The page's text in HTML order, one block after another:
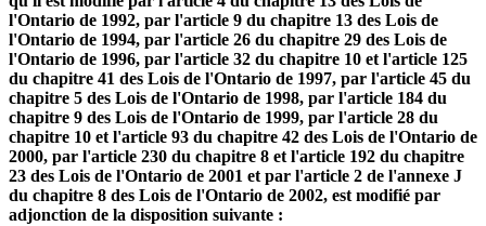
l'Ontario de 1992, par l'article 9 du chapitre 13 des Lois de
l'Ontario de 1994, par l'article 26 du chapitre 29 des Lois de
l'Ontario de 1996, par l'article 32 du chapitre 10 et l'article 125
du chapitre 41 des Lois de l'Ontario de 1997, par l'article 45 du
chapitre 5 des Lois de l'Ontario de 1998, par l'article 184 du
chapitre 9 des Lois de l'Ontario de 1999, par l'article 28 du
chapitre 10 et l'article 93 du chapitre 42 des Lois de l'Ontario de
2000, par l'article 230 du chapitre 8 et l'article 192 du chapitre
23 des Lois de l'Ontario de 2001 et par l'article 2 de l'annexe J
du chapitre 8 des Lois de l'Ontario de 2002, est modifié par
adjonction de la disposition suivante :